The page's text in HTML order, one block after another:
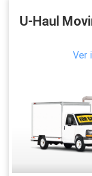
U-Haul
Ver